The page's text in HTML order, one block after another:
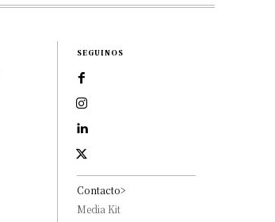
SEGUINOS
Contacto>
Media Kit